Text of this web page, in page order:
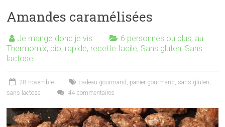
Amandes caramélisées
Je mange donc je vis 6 personnes ou plus, au
Thermomix, bio, rapide, recette facile, Sans gluten, Sans
lactose
28 novembre cadeau gourmand , panier gourmand , sans gluten,
sans lactose
44 commentaires